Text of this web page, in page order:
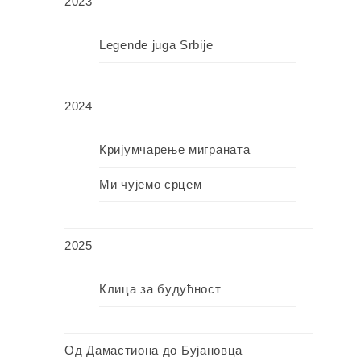
Legende juga Srbije
2024
Кријумчарење миграната
Ми чујемо срцем
2025
Клица за будућност
Од Дамастиона до Бујановца